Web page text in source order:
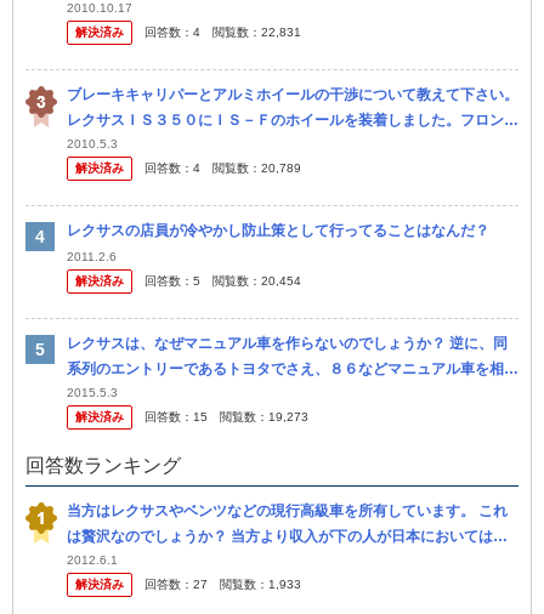
らっしゃるのでしょうか？ また、参考程度にですが、600万円程...
2010.10.17
解決済み
回答数： 4 閲覧数： 22,831
ブレーキキャリパーとアルミホイールの干渉について教えて下さい。
レクサスＩＳ３５０にＩＳ－Ｆのホイールを装着しました。フロント
キャリパーが大きいためそのままでは干渉するらしく、５ｍｍのスペ
ーサー...
2010.5.3
解決済み
回答数： 4 閲覧数： 20,789
レクサスの店員が冷やかし防止策として行ってることはなんだ？
2011.2.6
解決済み
回答数： 5 閲覧数： 20,454
レクサスは、なぜマニュアル車を作らないのでしょうか？ 逆に、同
系列のエントリーであるトヨタでさえ、８６などマニュアル車を相応
に作りますが （とはいえ、松田などの玄人メーカーに比べるとトヨ
タはマニ...
2015.5.3
解決済み
回答数： 15 閲覧数： 19,273
回答数ランキング
当方はレクサスやベンツなどの現行高級車を所有しています。 これ
は贅沢なのでしょうか？ 当方より収入が下の人が日本においては圧
倒的に多いので気になりました。 もちろん日本人の平均所得からす
れば高い...
2012.6.1
解決済み
回答数： 27 閲覧数： 1,933